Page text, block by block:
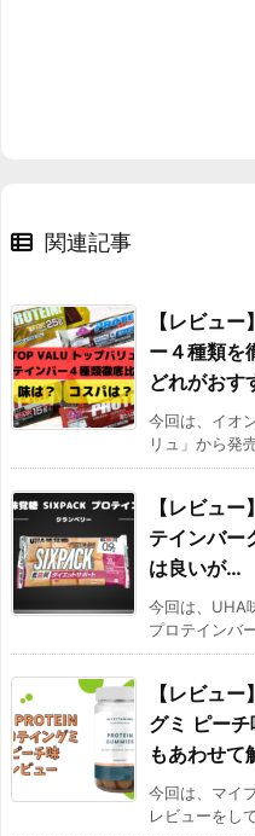
関連記事
【レビュ
ー４種類を
どれがおす
今回は、イオ
リュ」から発
【レビュ
テインバー
は良いが…
今回は、UHA
プロテインバ
【レビュ
グミ ピー
もあわせて
今回は、マイ
レビューをし